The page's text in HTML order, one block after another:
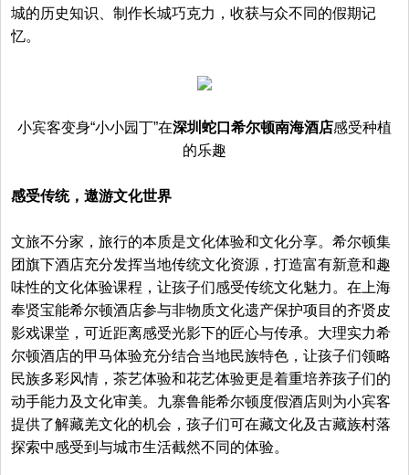
城的历史知识、制作长城巧克力，收获与众不同的假期记
忆。
小宾客变身“小小园丁”在深圳蛇口希尔顿南海酒店感受种植
的乐趣
感受传统，遨游文化世界
文旅不分家，旅行的本质是文化体验和文化分享。希尔顿集
团旗下酒店充分发挥当地传统文化资源，打造富有新意和趣
味性的文化体验课程，让孩子们感受传统文化魅力。在上海
奉贤宝能希尔顿酒店参与非物质文化遗产保护项目的齐贤皮
影戏课堂，可近距离感受光影下的匠心与传承。大理实力希
尔顿酒店的甲马体验充分结合当地民族特色，让孩子们领略
民族多彩风情，茶艺体验和花艺体验更是着重培养孩子们的
动手能力及文化审美。九寨鲁能希尔顿度假酒店则为小宾客
提供了解藏羌文化的机会，孩子们可在藏文化及古藏族村落
探索中感受到与城市生活截然不同的体验。